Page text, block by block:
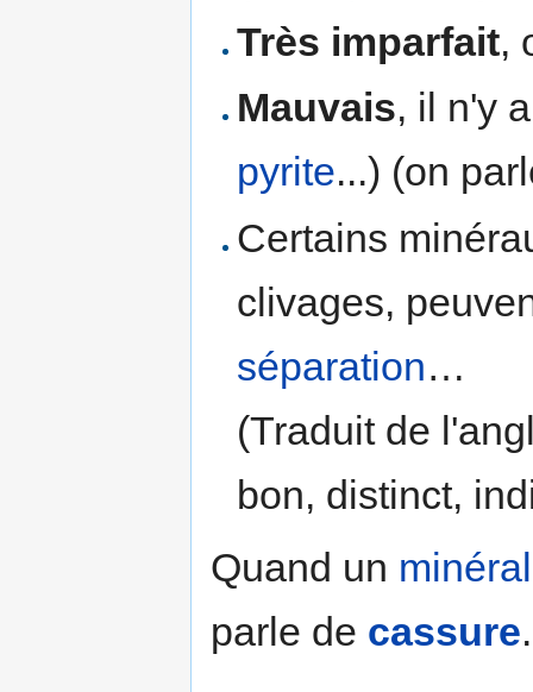
Très imparfait,
Mauvais, il n'y
pyrite...) (on
Certains
clivages,
séparation…
(Traduit de
bon, distinct,
Quand un minéral
parle de cassure.